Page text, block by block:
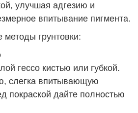
улучшая адгезию и
впитывание пигмента.
методы грунтовки:
гессо кистью или губкой.
слегка впитывающую
покраской дайте полностью